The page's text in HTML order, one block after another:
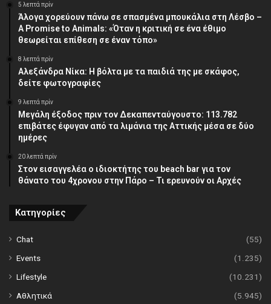
5 λεπτά πρίν
Άλογα χορεύουν πάνω σε σπασμένα μπουκάλια στη Λέσβο –
A Promise to Animals: «Όταν η κριτική σε ένα έθιμο
θεωρείται επίθεση σε έναν τόπο»
8 λεπτά πρίν
Αλεξάνδρα Νίκα: Η βόλτα με τα παιδιά της με σκάφος,
δείτε φωτογραφίες
9 λεπτά πρίν
Μεγάλη έξοδος πριν τον Δεκαπενταύγουστο: 113.782
επιβάτες έφυγαν από τα λιμάνια της Αττικής μέσα σε δύο
ημέρες
20 λεπτά πρίν
Στον εισαγγελέα ο ιδιοκτήτης του beach bar για τον
θάνατο του 4χρονου στην Πάρο – Τι ερευνούν οι Αρχές
Κατηγορίες
Chat
(55)
Events
(1.235)
Lifestyle
(10.231)
Αθλητικά
(5.945)